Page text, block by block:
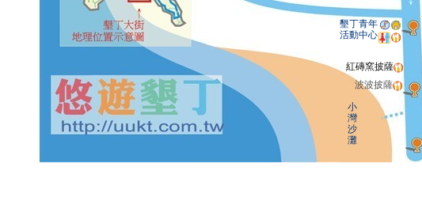
墾丁青年
活動中心
小
灣
沙
灘
波波披薩
紅磚窯披薩